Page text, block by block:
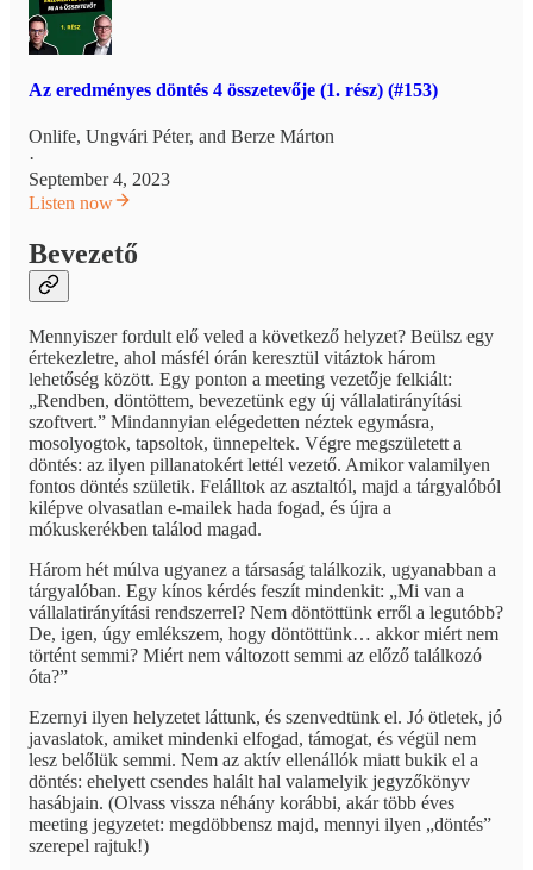
Az eredményes döntés 4 összetevője (1. rész) (#153)
Onlife, Ungvári Péter, and Berze Márton
·
September 4, 2023
Listen now
Bevezető
Mennyiszer fordult elő veled a következő helyzet? Beülsz egy
értekezletre, ahol másfél órán keresztül vitáztok három
lehetőség között. Egy ponton a meeting vezetője felkiált:
„Rendben, döntöttem, bevezetünk egy új vállalatirányítási
szoftvert.” Mindannyian elégedetten néztek egymásra,
mosolyogtok, tapsoltok, ünnepeltek. Végre megszületett a
döntés: az ilyen pillanatokért lettél vezető. Amikor valamilyen
fontos döntés születik. Felálltok az asztaltól, majd a tárgyalóból
kilépve olvasatlan e-mailek hada fogad, és újra a
mókuskerékben találod magad.
Három hét múlva ugyanez a társaság találkozik, ugyanabban a
tárgyalóban. Egy kínos kérdés feszít mindenkit: „Mi van a
vállalatirányítási rendszerrel? Nem döntöttünk erről a legutóbb?
De, igen, úgy emlékszem, hogy döntöttünk… akkor miért nem
történt semmi? Miért nem változott semmi az előző találkozó
óta?”
Ezernyi ilyen helyzetet láttunk, és szenvedtünk el. Jó ötletek, jó
javaslatok, amiket mindenki elfogad, támogat, és végül nem
lesz belőlük semmi. Nem az aktív ellenállók miatt bukik el a
döntés: ehelyett csendes halált hal valamelyik jegyzőkönyv
hasábjain. (Olvass vissza néhány korábbi, akár több éves
meeting jegyzetet: megdöbbensz majd, mennyi ilyen „döntés”
szerepel rajtuk!)